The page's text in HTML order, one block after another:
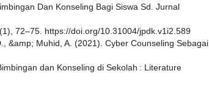
Dan Konseling Bagi Siswa Sd. Jurnal
72–75. https://doi.org/10.31004/jpdk.v1i2.589
&amp; Muhid, A. (2021). Cyber Counseling Sebagai
dan Konseling di Sekolah : Literature